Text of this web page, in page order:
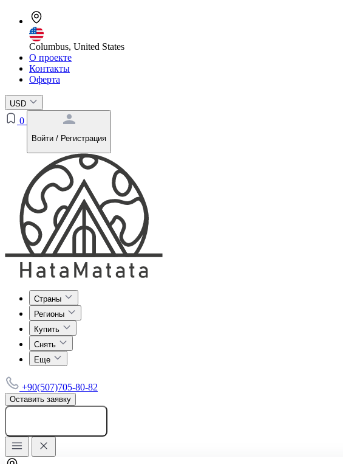
Columbus, United States
О проекте
Контакты
Оферта
USD
0
Войти / Регистрация
Страны
Регионы
Купить
Снять
Еще
+90(507)705-80-82
Оставить заявку